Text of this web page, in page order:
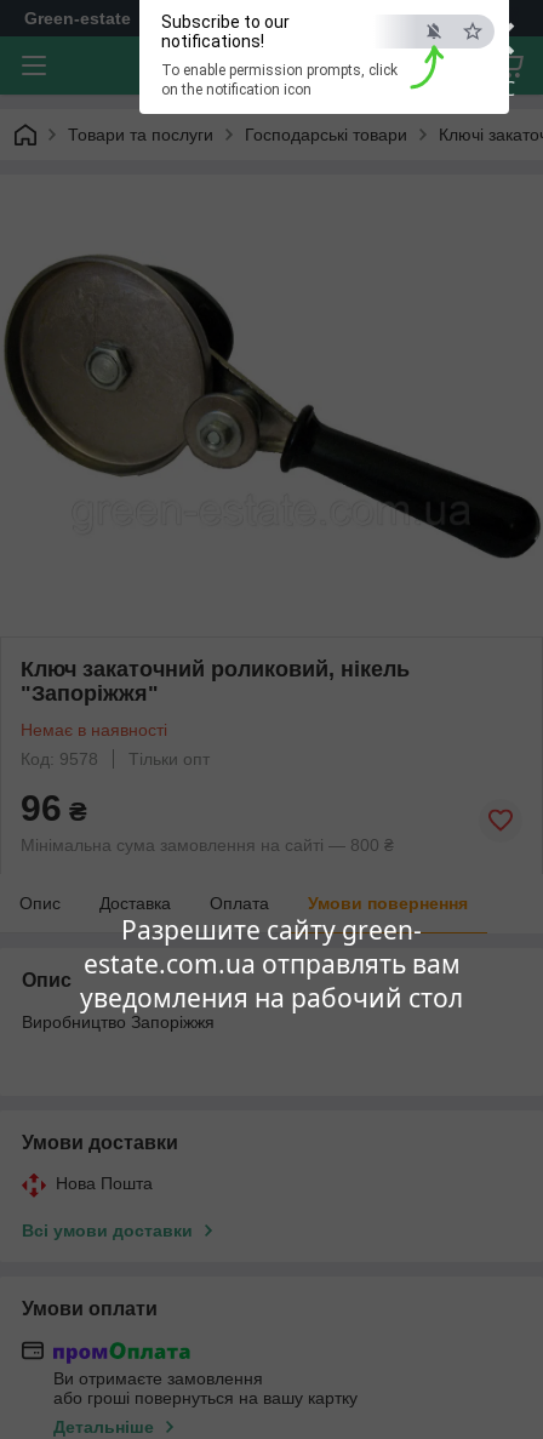
×
ESC
Разрешите сайту green-
estate.com.ua отправлять вам
уведомления на рабочий стол
Subscribe to our
notifications!
To enable permission prompts, click
on the notification icon
Green-estate
Товари та послуги Господарські товари Ключі
Ключ закаточний роликовий, нікель
"Запоріжжя"
Немає в наявності
Код: 9578
Тільки опт
96 ₴
Мінімальна сума замовлення на сайті — 800 ₴
Опис Доставка Оплата Умови повернення
Опис
Виробництво Запоріжжя
Умови доставки
Нова Пошта
Всі умови доставки
Умови оплати
Ви отримаєте замовлення
або гроші повернуться на вашу картку
Детальніше